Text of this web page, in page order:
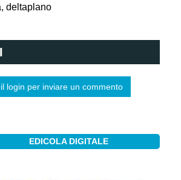
deltaplano
login per inviare un commento
EDICOLA DIGITALE